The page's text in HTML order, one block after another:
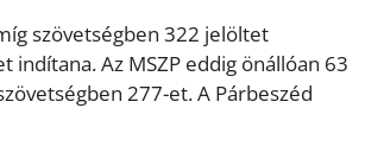
szövetségben 322 jelöltet
Az MSZP eddig önállóan 63
277-et. A Párbeszéd